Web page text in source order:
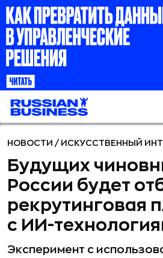
НОВОСТИ / ИСКУССТВЕННЫЙ
Будущих
России будет
рекрутинговая
с ИИ-
Эксперимент с